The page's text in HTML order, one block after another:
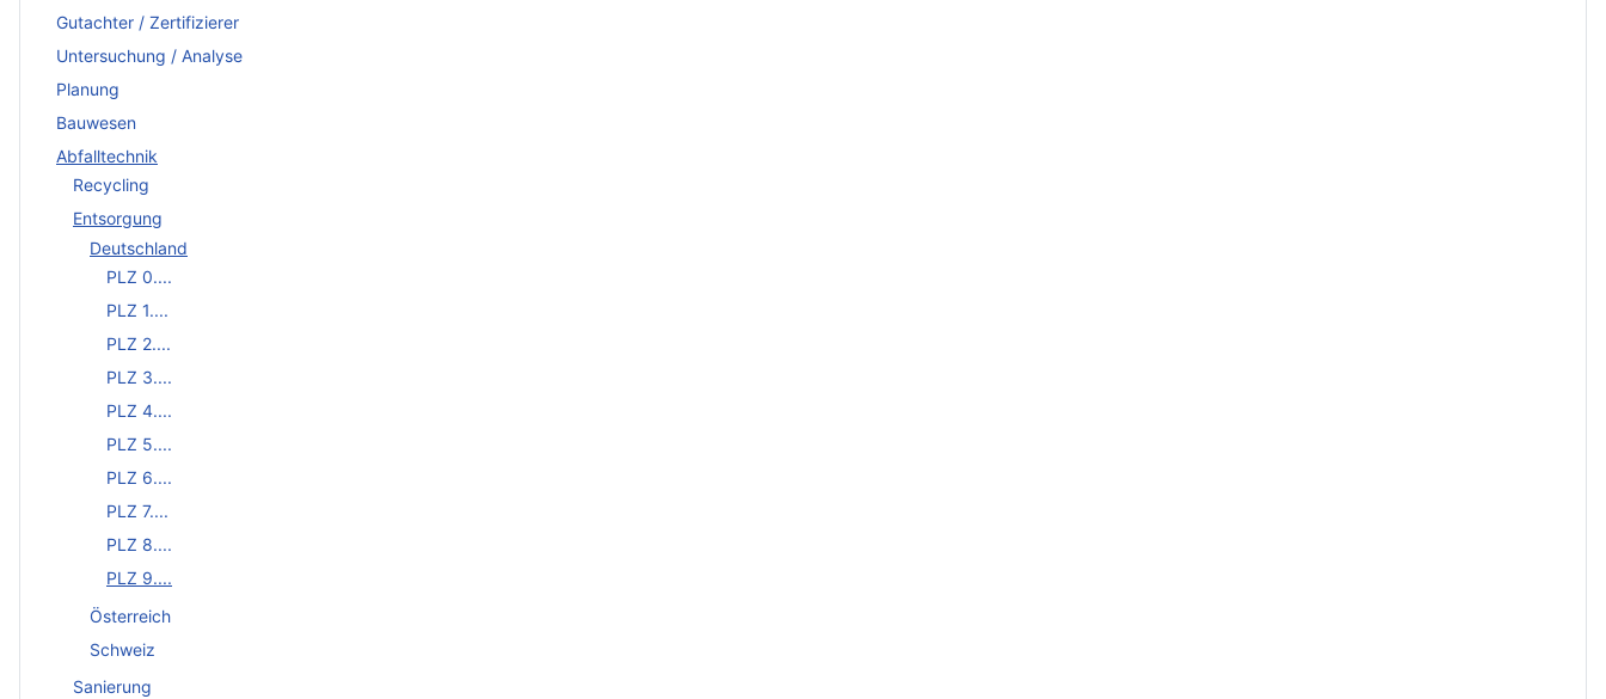
Gutachter / Zertifizierer
Untersuchung / Analyse
Planung
Bauwesen
Abfalltechnik
Recycling
Entsorgung
Deutschland
PLZ 0....
PLZ 1....
PLZ 2....
PLZ 3....
PLZ 4....
PLZ 5....
PLZ 6....
PLZ 7....
PLZ 8....
PLZ 9....
Österreich
Schweiz
Sanierung